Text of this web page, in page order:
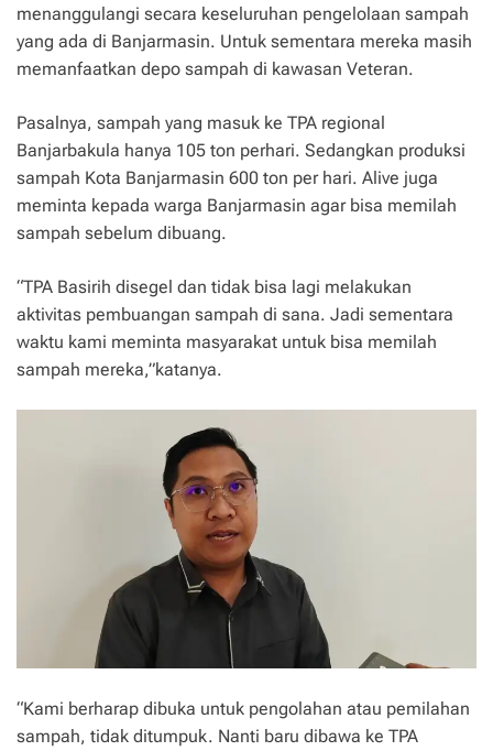
menanggulangi secara keseluruhan pengelolaan sampah
yang ada di Banjarmasin. Untuk sementara mereka masih
memanfaatkan depo sampah di kawasan Veteran.
Pasalnya, sampah yang masuk ke TPA regional
Banjarbakula hanya 105 ton perhari. Sedangkan produksi
sampah Kota Banjarmasin 600 ton per hari. Alive juga
meminta kepada warga Banjarmasin agar bisa memilah
sampah sebelum dibuang.
“TPA Basirih disegel dan tidak bisa lagi melakukan
aktivitas pembuangan sampah di sana. Jadi sementara
waktu kami meminta masyarakat untuk bisa memilah
sampah mereka,”katanya.
“Kami berharap dibuka untuk pengolahan atau pemilahan
sampah, tidak ditumpuk. Nanti baru dibawa ke TPA